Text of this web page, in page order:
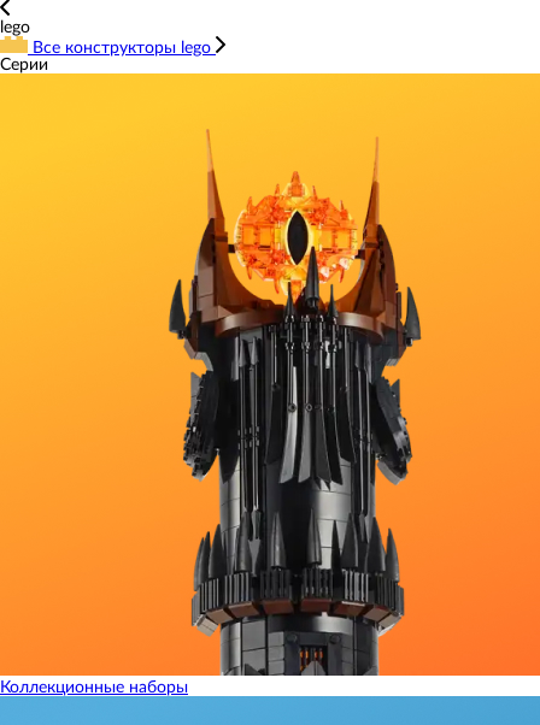
lego
Все конструкторы lego
Серии
Коллекционные наборы